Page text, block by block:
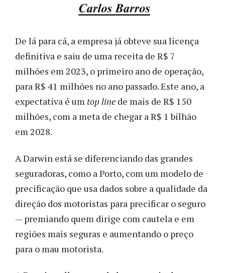
De lá para cá, a empresa já obteve sua licença
definitiva e saiu de uma receita de R$ 7
milhões em 2023, o primeiro ano de operação,
para R$ 41 milhões no ano passado. Este ano, a
expectativa é um top line de mais de R$ 150
milhões, com a meta de chegar a R$ 1 bilhão
em 2028.
A Darwin está se diferenciando das grandes
seguradoras, como a Porto, com um modelo de
precificação que usa dados sobre a qualidade da
direção dos motoristas para precificar o seguro
— premiando quem dirige com cautela e em
regiões mais seguras e aumentando o preço
para o mau motorista.